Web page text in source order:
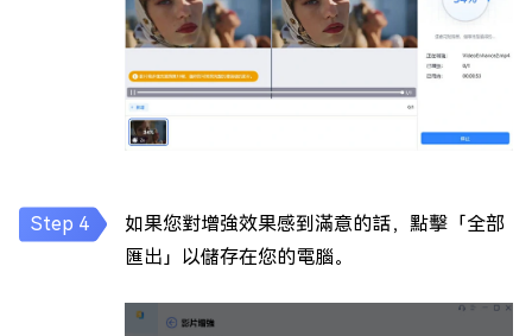
如果您對增強效果感到滿意的話，點擊「全部
匯出」以儲存在您的電腦。